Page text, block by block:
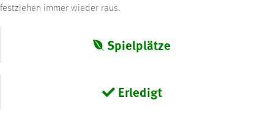
festziehen immer wieder raus.
Spielplätze
Erledigt